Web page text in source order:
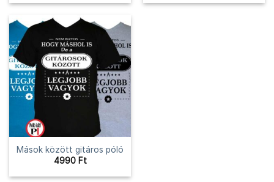
Mások között gitáros póló
4990 Ft